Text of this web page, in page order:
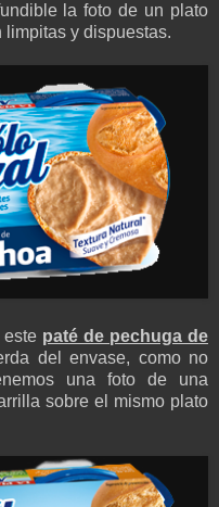
la foto de un plato
limpitas y dispuestas.
este paté de pechuga de
del envase, como no
una foto de una
sobre el mismo plato